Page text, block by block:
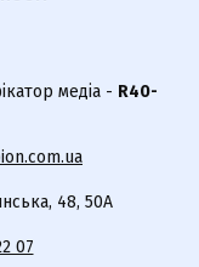
медіа - R40-
48, 50А
07